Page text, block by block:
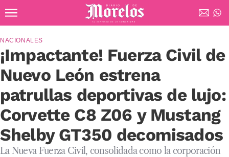
Diario de Morelos
¡Impactante! Fuerza Civil de
Nuevo León estrena
patrullas deportivas de lujo:
Corvette C8 Z06 y Mustang
Shelby GT350 decomisados
NACIONALES
La Nueva Fuerza Civil, consolidada como la corporación